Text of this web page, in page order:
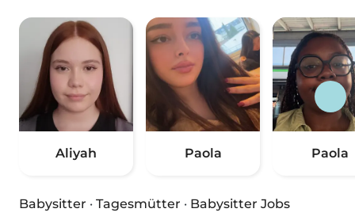
Aliyah Paola Paola
Babysitter · Tagesmütter · Babysitter Jobs